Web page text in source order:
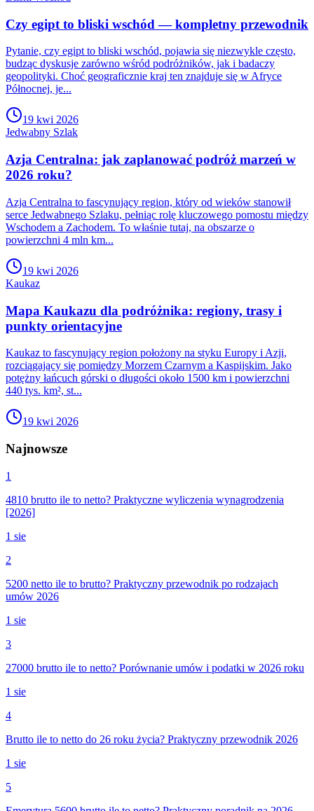
Czy egipt to bliski wschód — kompletny przewodnik
Pytanie, czy egipt to bliski wschód, pojawia się niezwykle często,
budząc dyskusje zarówno wśród podróżników, jak i badaczy
geopolityki. Choć geograficznie kraj ten znajduje się w Afryce
Północnej, je...
19 kwi 2026
Jedwabny Szlak
Azja Centralna: jak zaplanować podróż marzeń w
2026 roku?
Azja Centralna to fascynujący region, który od wieków stanowił
serce Jedwabnego Szlaku, pełniąc rolę kluczowego pomostu między
Wschodem a Zachodem. To właśnie tutaj, na obszarze o
powierzchni 4 mln km...
19 kwi 2026
Kaukaz
Mapa Kaukazu dla podróżnika: regiony, trasy i
punkty orientacyjne
Kaukaz to fascynujący region położony na styku Europy i Azji,
rozciągający się pomiędzy Morzem Czarnym a Kaspijskim. Jako
potężny łańcuch górski o długości około 1500 km i powierzchni
440 tys. km², st...
19 kwi 2026
Najnowsze
1
4810 brutto ile to netto? Praktyczne wyliczenia wynagrodzenia
[2026]
1 sie
2
5200 netto ile to brutto? Praktyczny przewodnik po rodzajach
umów 2026
1 sie
3
27000 brutto ile to netto? Porównanie umów i podatki w 2026 roku
1 sie
4
Brutto ile to netto do 26 roku życia? Praktyczny przewodnik 2026
1 sie
5